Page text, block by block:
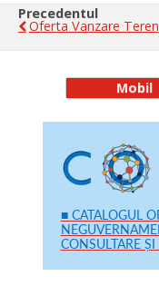
Precedentul
Oferta Vanzare Teren
Mobil
■ CATALOGUL
CONSULTARE